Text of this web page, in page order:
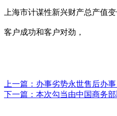
上海市计谋性新兴财产总产值
客户成功和客户对劲，
上一篇： 办事劣势永世售后办
下一篇： 本次勾当由中国商务